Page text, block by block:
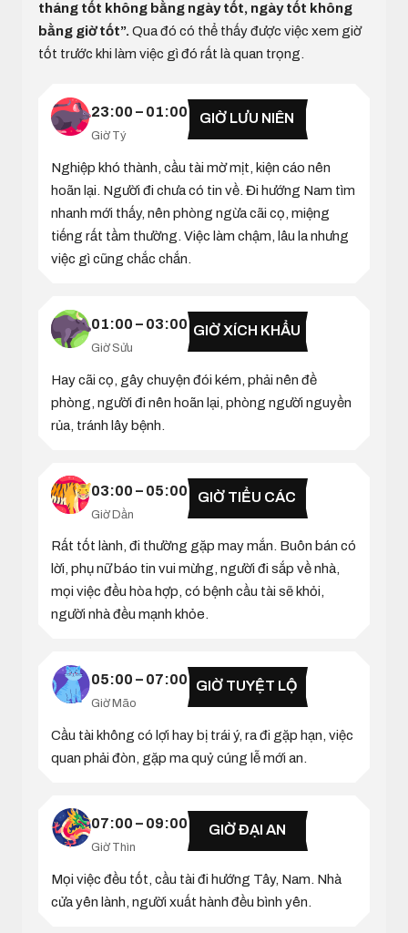
tháng tốt không bằng ngày tốt, ngày tốt không
bằng giờ tốt”. Qua đó có thể thấy được việc xem giờ
tốt trước khi làm việc gì đó rất là quan trọng.
23:00 – 01:00
Giờ Tý
GIỜ LƯU NIÊN
Nghiệp khó thành, cầu tài mờ mịt, kiện cáo nên
hoãn lại. Người đi chưa có tin về. Đi hướng Nam tìm
nhanh mới thấy, nên phòng ngừa cãi cọ, miệng
tiếng rất tầm thường. Việc làm chậm, lâu la nhưng
việc gì cũng chắc chắn.
01:00 – 03:00
Giờ Sửu
GIỜ XÍCH KHẨU
Hay cãi cọ, gây chuyện đói kém, phải nên đề
phòng, người đi nên hoãn lại, phòng người nguyền
rủa, tránh lây bệnh.
03:00 – 05:00
Giờ Dần
GIỜ TIỂU CÁC
Rất tốt lành, đi thường gặp may mắn. Buôn bán có
lời, phụ nữ báo tin vui mừng, người đi sắp về nhà,
mọi việc đều hòa hợp, có bệnh cầu tài sẽ khỏi,
người nhà đều mạnh khỏe.
05:00 – 07:00
Giờ Mão
GIỜ TUYỆT LỘ
Cầu tài không có lợi hay bị trái ý, ra đi gặp hạn, việc
quan phải đòn, gặp ma quỷ cúng lễ mới an.
07:00 – 09:00
Giờ Thìn
GIỜ ĐẠI AN
Mọi việc đều tốt, cầu tài đi hướng Tây, Nam. Nhà
cửa yên lành, người xuất hành đều bình yên.